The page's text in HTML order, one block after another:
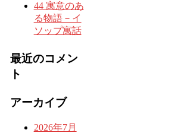
44 寓意のあ
る物語－イ
ソップ寓話
最近のコメン
ト
アーカイブ
2026年7月